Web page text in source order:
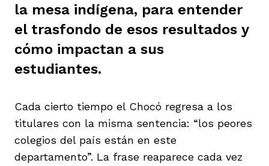
la mesa indígena, para entender
el trasfondo de esos resultados y
cómo impactan a sus
estudiantes.
Cada cierto tiempo el Chocó regresa a los
titulares con la misma sentencia: “los peores
colegios del país están en este
departamento”. La frase reaparece cada vez
2023
Baja